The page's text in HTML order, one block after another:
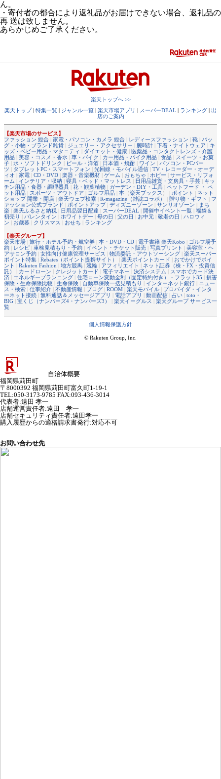
ん。
・寄付者の都合により返礼品がお届けできない場合、返礼品の
再 送は致しません。
あらかじめご了承ください。
楽天トップへ >>
楽天トップ| 特集一覧 | ジャンル一覧 | 楽天市場アプリ | スーパーDEAL | ランキング | 出
店のご案内
【楽天市場のサービス】
ファッション 総合 | 家電・パソコン・カメラ 総合 | レディースファッション | 靴 | バッ
グ・小物・ブランド雑貨 | ジュエリー・アクセサリー | 腕時計 | 下着・ナイトウェア | キ
ッズ・ベビー用品・マタニティ | ダイエット・健康 | 医薬品・コンタクトレンズ・介護
用品 | 美容・コスメ・香水 | 車・バイク | カー用品・バイク用品 | 食品 | スイーツ・お菓
子 | 水・ソフトドリンク | ビール・洋酒 | 日本酒・焼酎 | ワイン | パソコン・PCパー
ツ | タブレットPC・スマートフォン | 光回線・モバイル通信 | TV・レコーダー・オーデ
ィオ | 家電 | CD・DVD | 楽器・音楽機材 | ゲーム | おもちゃ | ホビー | サービス・リフォ
ーム | インテリア・収納 | 寝具・ベッド・マットレス | 日用品雑貨・文房具・手芸 | キッ
チン用品・食器・調理器具 | 花・観葉植物 | ガーデン・DIY・工具 | ペットフード ・ ペ
ット用品 | スポーツ・アウトドア | ゴルフ用品 | 本 （楽天ブックス ） | ポイント | ネット
ショップ 開業・開店 | 楽天ウェブ検索 | R-magazine（雑誌コラボ） | 贈り物・ギフト | フ
ァッション公式ブランド | ポイントアップ| ディズニーゾーン | サンリオゾーン | まち
楽 | 楽天ふるさと納税 | 日用品翌日配達 | スーパーDEAL | 開催中イベント一覧 | 福袋＆
初売り | バレンタイン | ホワイトデー | 母の日 | 父の日 | お中元 | 敬老の日 | ハロウィ
ン | お歳暮 | クリスマス | おせち | ランキング
【楽天グループ】
楽天市場 | 旅行・ホテル予約・航空券 | 本・DVD・CD | 電子書籍 楽天Kobo | ゴルフ場予
約 | レシピ | 車検見積もり・予約 | イベント・チケット販売 | 写真プリント | 美容室・ヘ
アサロン予約 | 女性向け健康管理サービス | 物流委託・アウトソーシング | 楽天スーパー
ポイント特集 | Rebates（ポイント提携サイト） | 楽天ポイントカード | おでかけでポイ
ント | Rakuten Fashion | 地方競馬 | 競輪 | アフィリエイト | ネット証券（株・FX・投資信
託）
| カードローン | クレジットカード | 電子マネー | 決済システム | スマホでカード決
済 | エネルギープランニング | 住宅ローン変動金利（固定特約付き）・フラット35 | 損害
保険・生命保険比較 | 生命保険 | 自動車保険一括見積もり | インターネット銀行 | ニュー
ス・検索 | 仕事紹介 | 不動産情報 | ブログ | ROOM | 楽天モバイル | プロバイダ・インタ
ーネット接続 | 無料通話＆メッセージアプリ | 電話アプリ | 動画配信 | 占い | toto・
BIG | 宝くじ（ナンバーズ4・ナンバーズ3） | 楽天イーグルス | 楽天グループ サービス一
覧
個人情報保護方針
© Rakuten Group, Inc.
自治体概要
福岡県苅田町
〒8000392 福岡県苅田町富久町1-19-1
TEL:050-3173-9785 FAX:093-436-3014
代表者:遠田 孝一
店舗運営責任者:遠田 孝一
店舗セキュリティ責任者:遠田孝一
購入履歴からの適格請求書発行:対応不可
お問い合わせ先